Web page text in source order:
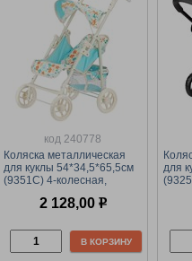
код 240778
Коляска металлическая
для куклы 54*34,5*65,5см
(9351C) 4-колесная,
коробке2 128,00 р
В КОРЗИНУ
для